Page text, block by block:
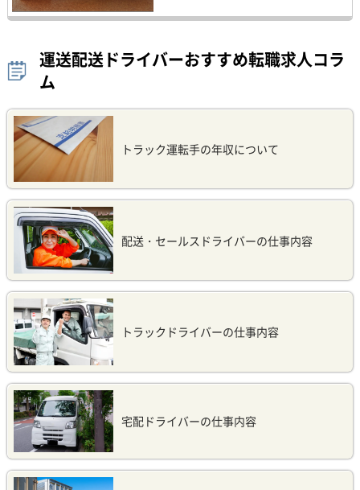
運送配送ドライバーおすすめ転職求人コラ
ム
トラック運転手の年収について
配送・セールスドライバーの仕事内容
トラックドライバーの仕事内容
宅配ドライバーの仕事内容